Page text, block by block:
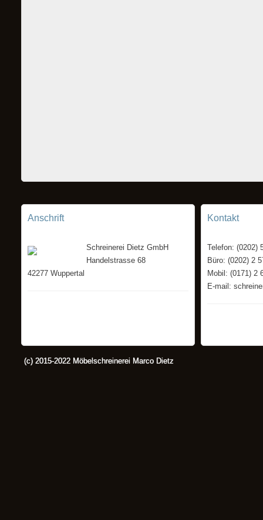
Anschrift
Schreinerei Dietz GmbH
Handelstrasse 68
42277 Wuppertal
Kontakt
Telefon: (0202)
Büro: (0202) 2
Mobil: (0171) 2
E-mail:
(c) 2015-2022 Möbelschreinerei Marco Dietz